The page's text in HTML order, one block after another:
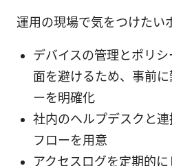
運用の現場で気をつけたい
デバイスの管理とポリ
面を避けるため、事前
ーを明確化
社内のヘルプデスクと
フローを用意
アクセスログを定期的